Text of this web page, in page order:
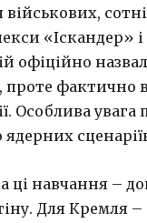
сотні
«Іскандер»
офіційно
проте фактично
Особлива увага
ці навчання –
Для Кремля –